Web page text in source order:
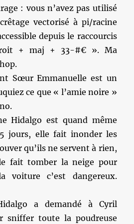
: vous n’avez pas utilisé
vectorisé à pi/racine
depuis le raccourcis
+ maj + 33-#€ ». Ma
Sœur Emmanuelle est un
ce que « l’amie noire »
Hidalgo est quand même
jours, elle fait inonder les
qu’ils ne servent à rien,
fait tomber la neige pour
voiture c’est dangereux.
a demandé à Cyril
sniffer toute la poudreuse